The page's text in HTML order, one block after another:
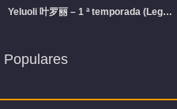
Yeluoli 叶罗丽 – 1 ª temporada (Legendado)
Populares